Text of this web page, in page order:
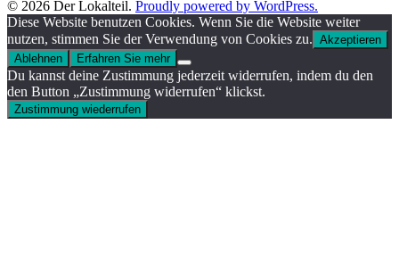
© 2026 Der Lokalteil. Proudly powered by WordPress.
Diese Website benutzen Cookies. Wenn Sie die Website weiter
nutzen, stimmen Sie der Verwendung von Cookies zu. Akzeptieren
Ablehnen
Erfahren Sie mehr
Du kannst deine Zustimmung jederzeit widerrufen, indem du den
den Button „Zustimmung widerrufen“ klickst.
Zustimmung wiederrufen